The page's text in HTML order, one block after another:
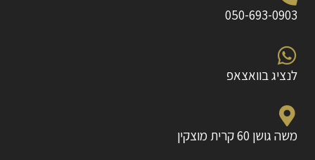
050-693-0903
לנציג בוואצאפ
משה גושן 60 קרית מוצקין